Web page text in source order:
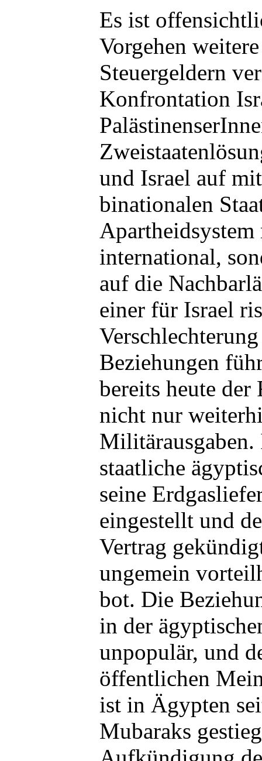
Es ist
Vorgehen
Steuergeldern
Konfrontation
und Israel auf
binationalen
international,
auf die
einer für Israel
Beziehungen
bereits heute
nicht nur
staatliche
seine
eingestellt und
Vertrag
ungemein
bot. Die
in der
unpopulär, und
öffentlichen
ist in Ägypten
Mubaraks